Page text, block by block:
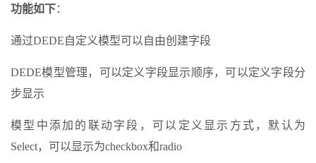
功能如下：
通过DEDE自定义模型可以自由创建字段
DEDE模型管理，可以定义字段显示顺序，可以定义字段分
步显示
模型中添加的联动字段，可以定义显示方式，默认为
Select，可以显示为checkbox和radio